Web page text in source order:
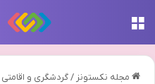
مجله نکستونز /گردشگری و اقامتی